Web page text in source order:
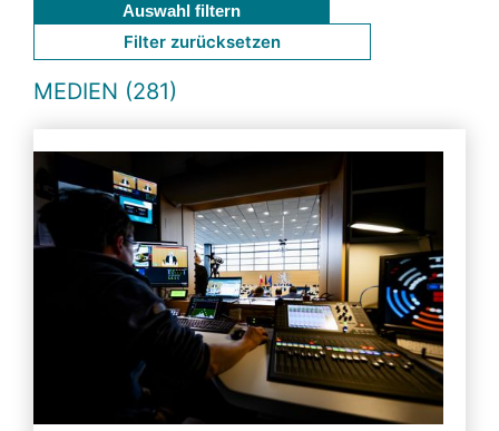
Auswahl filtern
Filter zurücksetzen
MEDIEN (281)